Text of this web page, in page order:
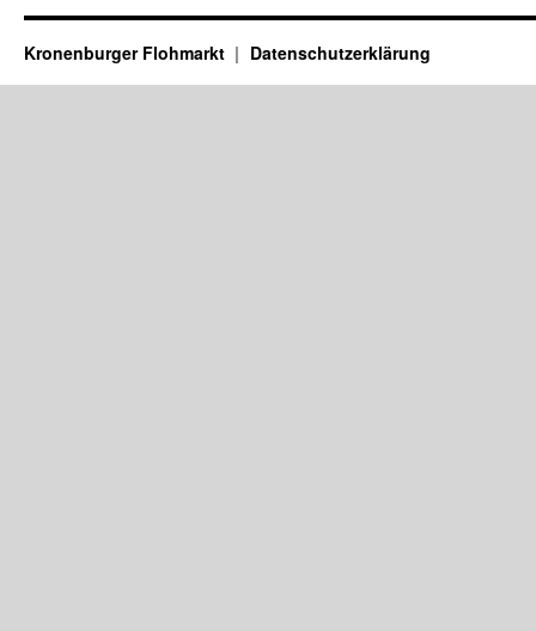
Kronenburger Flohmarkt Datenschutzerklärung